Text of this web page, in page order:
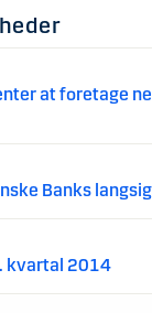
at foretage
Banks
kvartal 2014